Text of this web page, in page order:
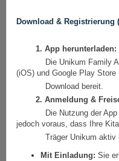
Download & Registrierung
1. App herunterladen:
Die Unikum Family App
(iOS) und Google Play
Download bereit.
2. Anmeldung &
Die Nutzung der App
jedoch voraus, dass Ihre
Träger Unikum aktiv
Mit Einladung: Sie